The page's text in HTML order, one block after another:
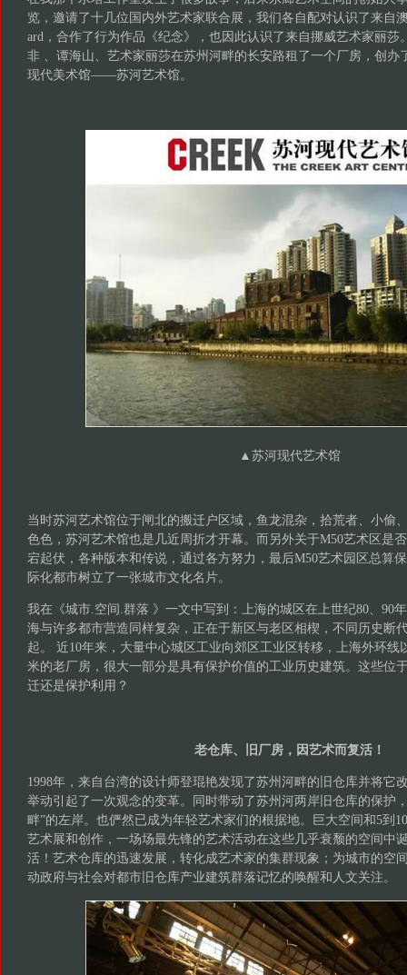
览，邀请了十几位国内外艺术家联合展，我们各自配对认识了来自
ard，合作了行为作品《纪念》，也因此认识了来自挪威艺术家丽莎
非 、谭海山、艺术家丽莎在苏州河畔的长安路租了一个厂房，创办
现代美术馆——苏河艺术馆。
▲ 苏河现代艺术馆
当时苏河艺术馆位于闸北的搬迁户区域，鱼龙混杂，拾荒者、小偷
色色，苏河艺术馆也是几近周折才开幕。而另外关于M50艺术区是
宕起伏，各种版本和传说，通过各方努力，最后M50艺术园区总算
际化都市树立了一张城市文化名片。
我在《城市.空间.群落 》一文中写到：上海的城区在上世纪80、90
海与许多都市营造同样复杂，正在于新区与老区相楔，不同历史断
起。 近10年来，大量中心城区工业向郊区工业区转移，上海外环线
米的老厂房，很大一部分是具有保护价值的工业历史建筑。这些位
迁还是保护利用？
老仓库、旧厂房，因艺术而复活！
1998年，来自台湾的设计师登琨艳发现了苏州河畔的旧仓库并将它
举动引起了一次观念的变革。同时带动了苏州河两岸旧仓库的保护
畔”的左岸。也俨然已成为年轻艺术家们的根据地。巨大空间和5到
艺术展和创作，一场场最先锋的艺术活动在这些几乎衰颓的空间中
活！艺术仓库的迅速发展，转化成艺术家的集群现象；为城市的空
动政府与社会对都市旧仓库产业建筑群落记忆的唤醒和人文关注。